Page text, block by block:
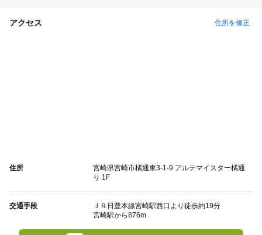
アクセス 住所を修正
住所
宮崎県宮崎市橘通東3-1-9 アルテマイスター橘通
り 1F
交通手段
ＪＲ日豊本線宮崎駅西口より徒歩約19分
宮崎駅から876m